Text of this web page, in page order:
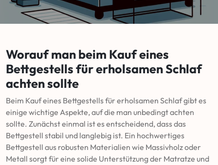
Worauf man beim Kauf eines
Bettgestells für erholsamen Schlaf
achten sollte
Beim Kauf eines Bettgestells für erholsamen Schlaf gibt es
einige wichtige Aspekte, auf die man unbedingt achten
sollte. Zunächst einmal ist es entscheidend, dass das
Bettgestell stabil und langlebig ist. Ein hochwertiges
Bettgestell aus robusten Materialien wie Massivholz oder
Metall sorgt für eine solide Unterstützung der Matratze und